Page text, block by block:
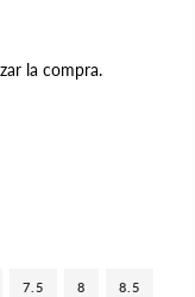
la compra.
7.5 8 8.5